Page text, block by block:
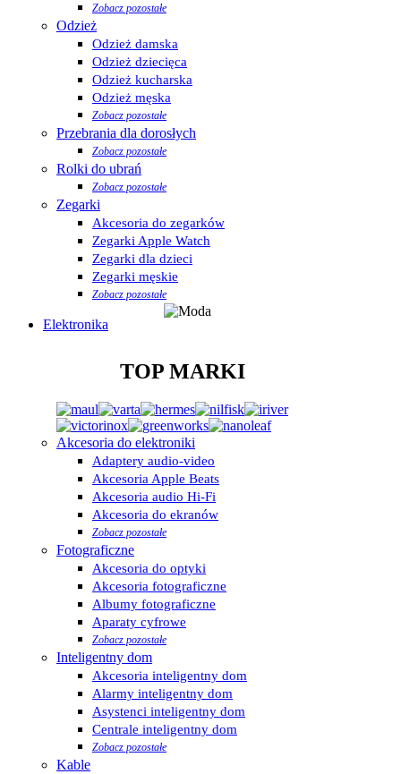
Zobacz pozostałe
Odzież
Odzież damska
Odzież dziecięca
Odzież kucharska
Odzież męska
Zobacz pozostałe
Przebrania dla dorosłych
Zobacz pozostałe
Rolki do ubrań
Zobacz pozostałe
Zegarki
Akcesoria do zegarków
Zegarki Apple Watch
Zegarki dla dzieci
Zegarki męskie
Zobacz pozostałe
Elektronika
TOP MARKI
Akcesoria do elektroniki
Adaptery audio-video
Akcesoria Apple Beats
Akcesoria audio Hi-Fi
Akcesoria do ekranów
Zobacz pozostałe
Fotograficzne
Akcesoria do optyki
Akcesoria fotograficzne
Albumy fotograficzne
Aparaty cyfrowe
Zobacz pozostałe
Inteligentny dom
Akcesoria inteligentny dom
Alarmy inteligentny dom
Asystenci inteligentny dom
Centrale inteligentny dom
Zobacz pozostałe
Kable